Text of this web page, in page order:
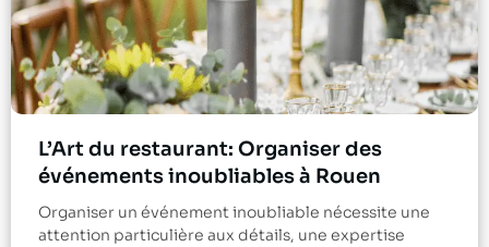
L’Art du restaurant: Organiser des
événements inoubliables à Rouen
Organiser un événement inoubliable nécessite une
attention particulière aux détails, une expertise